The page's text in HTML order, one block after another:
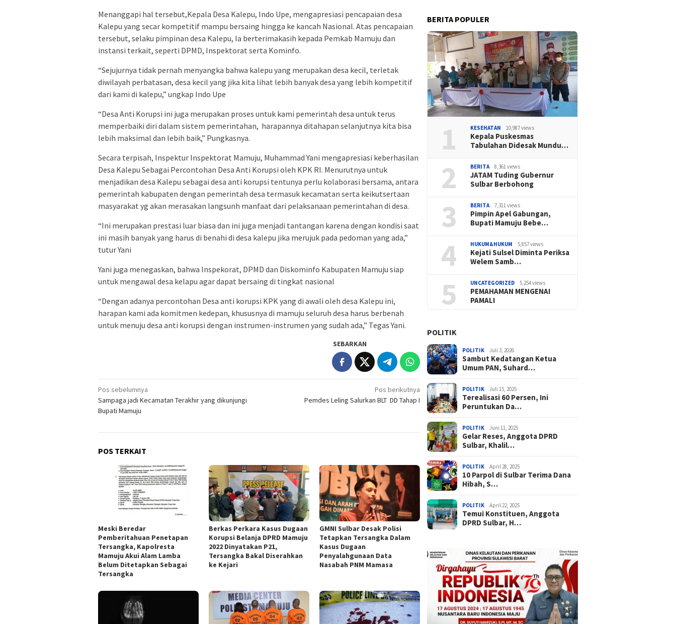
Menanggapi hal tersebut,Kepala Desa Kalepu, Indo Upe, mengapresiasi pencapaian desa
Kalepu yang secar kompetitif mampu bersaing hingga ke kancah Nasional. Atas pencapaian
tersebut, selaku pimpinan desa Kalepu, Ia berterimakasih kepada Pemkab Mamuju dan
instansi terkait, seperti DPMD, Inspektorat serta Kominfo.
“Sejujurnya tidak pernah menyangka bahwa kalepu yang merupakan desa kecil, terletak
diwilayah perbatasan, desa kecil yang jika kita lihat lebih banyak desa yang lebih kompetitif
dari kami di kalepu,” ungkap Indo Upe
“Desa Anti Korupsi ini juga merupakan proses untuk kami pemerintah desa untuk terus
memperbaiki diri dalam sistem pemerintahan, harapannya ditahapan selanjutnya kita bisa
lebih maksimal dan lebih baik,” Pungkasnya.
Secara terpisah, Inspektur Inspektorat Mamuju, Muhammad Yani mengapresiasi keberhasilan
Desa Kalepu Sebagai Percontohan Desa Anti Korupsi oleh KPK RI. Menurutnya untuk
menjadikan desa Kalepu sebagai desa anti korupsi tentunya perlu kolaborasi bersama, antara
pemerintah kabupaten dengan pemerintah desa termasuk kecamatan serta keikutsertaan
masyarakat yg akan merasakan langsunh manfaat dari pelaksanaan pemerintahan di desa.
“Ini merupakan prestasi luar biasa dan ini juga menjadi tantangan karena dengan kondisi saat
ini masih banyak yang harus di benahi di desa kalepu jika merujuk pada pedoman yang ada,”
tutur Yani
Yani juga menegaskan, bahwa Inspekorat, DPMD dan Diskominfo Kabupaten Mamuju siap
untuk mengawal desa kelapu agar dapat bersaing di tingkat nasional
“Dengan adanya percontohan Desa anti korupsi KPK yang di awali oleh desa Kalepu ini,
harapan kami ada komitmen kedepan, khususnya di mamuju seluruh desa harus berbenah
untuk menuju desa anti korupsi dengan instrumen-instrumen yang sudah ada,” Tegas Yani.
SEBARKAN
Navigasi
pos
Pos sebelumnya
Sampaga jadi Kecamatan Terakhir yang dikunjungi
Bupati Mamuju
Pos berikutnya
Pemdes Leling Salurkan BLT DD Tahap I
POS TERKAIT
Meski Beredar
Pemberitahuan Penetapan
Tersangka, Kapolresta
Mamuju Akui Alam Lamba
Belum Ditetapkan Sebagai
Tersangka
Berkas Perkara Kasus Dugaan
Korupsi Belanja DPRD Mamuju
2022 Dinyatakan P21,
Tersangka Bakal Diserahkan
ke Kejari
GMNI Sulbar Desak Polisi
Tetapkan Tersangka Dalam
Kasus Dugaan
Penyalahgunaan Data
Nasabah PNM Mamasa
BERITA POPULER
1 KESEHATAN 10,987 views
Kepala Puskesmas
Tabulahan Didesak Mundu…
2 BERITA 8,361 views
JATAM Tuding Gubernur
Sulbar Berbohong
3 BERITA 7,311 views
Pimpin Apel Gabungan,
Bupati Mamuju Bebe…
4 HUKUM&HUKUM 5,857 views
Kejati Sulsel Diminta Periksa
Welem Samb…
5 UNCATEGORIZED 5,254 views
PEMAHAMAN MENGENAI
PAMALI
POLITIK
POLITIK Juli 3, 2026
Sambut Kedatangan Ketua
Umum PAN, Suhard…
POLITIK Juli 15, 2025
Terealisasi 60 Persen, Ini
Peruntukan Da…
POLITIK Juni 11, 2025
Gelar Reses, Anggota DPRD
Sulbar, Khalil…
POLITIK April 28, 2025
10 Parpol di Sulbar Terima Dana
Hibah, S…
POLITIK April 22, 2025
Temui Konstituen, Anggota
DPRD Sulbar, H…